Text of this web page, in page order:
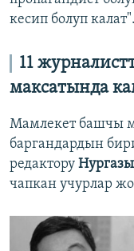
кесип болуп калат".
11
максатында
Мамлекет башчы
баргандардын
редактору
чапкан учурлар